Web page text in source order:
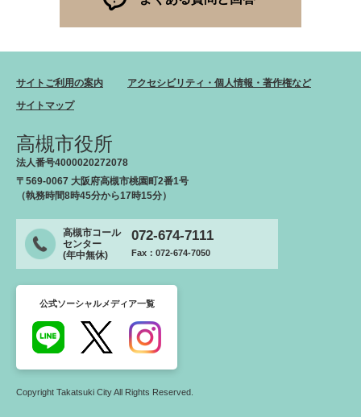
サイトご利用の案内
アクセシビリティ・個人情報・著作権など
サイトマップ
高槻市役所
法人番号4000020272078
〒569-0067 大阪府高槻市桃園町2番1号
（執務時間8時45分から17時15分）
高槻市コール
センター
(年中無休)
072-674-7111
Fax：072-674-7050
公式ソーシャルメディア一覧
Copyright Takatsuki City All Rights Reserved.